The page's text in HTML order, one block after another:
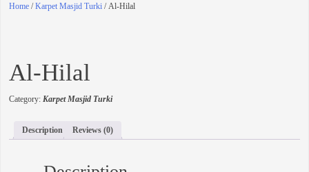
Home /Karpet Masjid Turki / Al-Hilal
Al-Hilal
Category: Karpet Masjid Turki
Description Reviews (0)